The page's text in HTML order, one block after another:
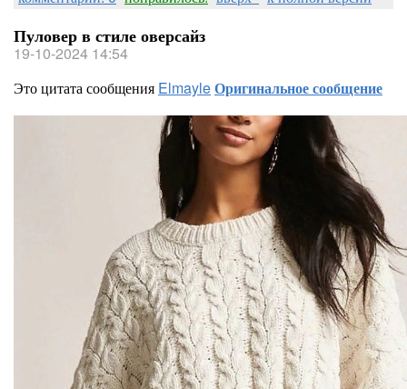
Пуловер в стиле оверсайз
19-10-2024 14:54
Это цитата сообщения ElmayleОригинальное сообщение